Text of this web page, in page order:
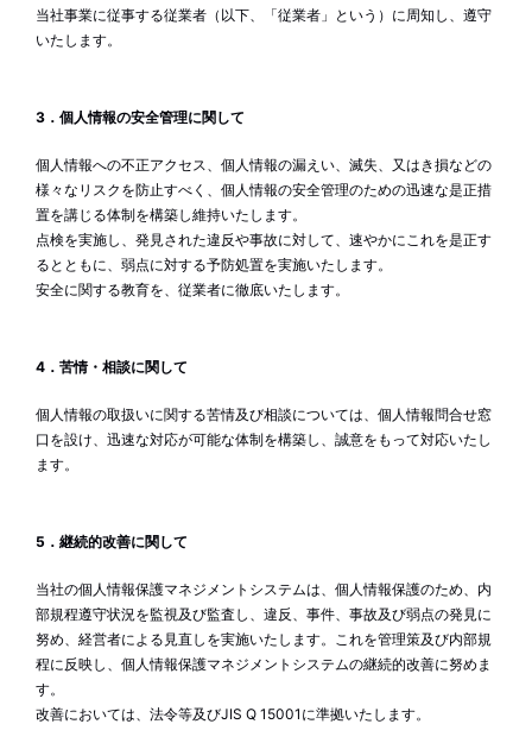
当社事業に従事する従業者（以下、「従業者」という）に周知し、遵守
いたします。
3．個人情報の安全管理に関して
個人情報への不正アクセス、個人情報の漏えい、滅失、又はき損などの
様々なリスクを防止すべく、個人情報の安全管理のための迅速な是正措
置を講じる体制を構築し維持いたします。
点検を実施し、発見された違反や事故に対して、速やかにこれを是正す
るとともに、弱点に対する予防処置を実施いたします。
安全に関する教育を、従業者に徹底いたします。
4．苦情・相談に関して
個人情報の取扱いに関する苦情及び相談については、個人情報問合せ窓
口を設け、迅速な対応が可能な体制を構築し、誠意をもって対応いたし
ます。
5．継続的改善に関して
当社の個人情報保護マネジメントシステムは、個人情報保護のため、内
部規程遵守状況を監視及び監査し、違反、事件、事故及び弱点の発見に
努め、経営者による見直しを実施いたします。これを管理策及び内部規
程に反映し、個人情報保護マネジメントシステムの継続的改善に努めま
す。
改善においては、法令等及びJIS Q 15001に準拠いたします。